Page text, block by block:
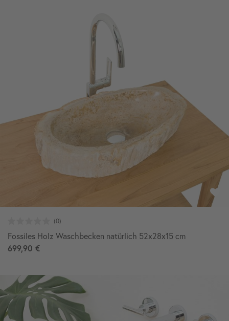
Fossiles Holz Waschbecken natürlich 52x28x15 cm
699,90 €